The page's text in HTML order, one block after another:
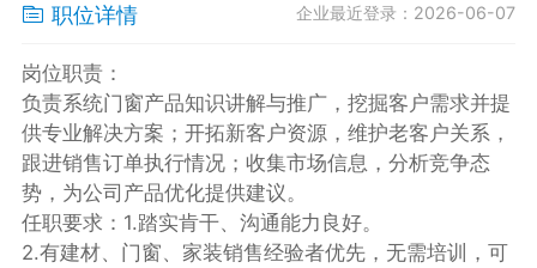
职位详情 企业最近登录：2026-06-07
岗位职责：
负责系统门窗产品知识讲解与推广，挖掘客户需求并提
供专业解决方案；开拓新客户资源，维护老客户关系，
跟进销售订单执行情况；收集市场信息，分析竞争态
势，为公司产品优化提供建议。
任职要求：1.踏实肯干、沟通能力良好。
2.有建材、门窗、家装销售经验者优先，无需培训，可